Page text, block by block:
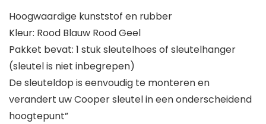
Hoogwaardige kunststof en rubber
Kleur: Rood Blauw Rood Geel
Pakket bevat: 1 stuk sleutelhoes of sleutelhanger
(sleutel is niet inbegrepen)
De sleuteldop is eenvoudig te monteren en
verandert uw Cooper sleutel in een onderscheidend
hoogtepunt”